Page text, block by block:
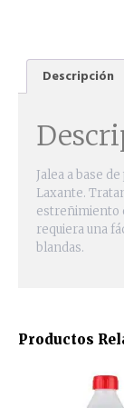
Productos
Descripción
Jalea a base
Laxante.
estreñimiento
requiera una
blandas.